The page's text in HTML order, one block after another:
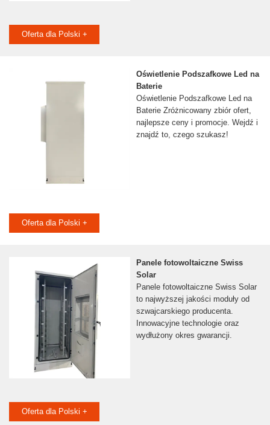
Oferta dla Polski +
Oświetlenie Podszafkowe Led na
Baterie
Oświetlenie Podszafkowe Led na
Baterie Zróżnicowany zbiór ofert,
najlepsze ceny i promocje. Wejdź i
znajdź to, czego szukasz!
Oferta dla Polski +
Panele fotowoltaiczne Swiss
Solar
Panele fotowoltaiczne Swiss Solar
to najwyższej jakości moduły od
szwajcarskiego producenta.
Innowacyjne technologie oraz
wydłużony okres gwarancji.
Oferta dla Polski +